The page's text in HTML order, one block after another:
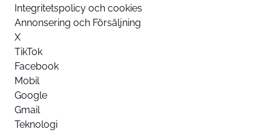
Integritetspolicy och cookies
Annonsering och Försäljning
X
TikTok
Facebook
Mobil
Google
Gmail
Teknologi